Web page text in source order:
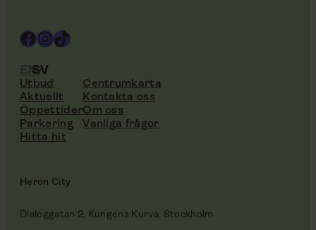
Facebook
Instagram
TikTok
ENSV
Utbud
Aktuellt
Öppettider
Parkering
Hitta hit
Centrumkarta
Kontakta oss
Om oss
Vanliga frågor
Heron City
Dialoggatan 2, Kungens Kurva, Stockholm